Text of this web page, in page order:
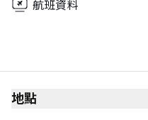
航班資料
地點